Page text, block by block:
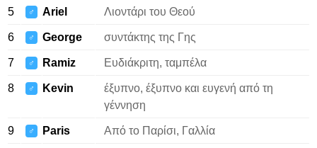
5 ♂ Ariel Λιοντάρι του Θεού
6 ♂ George συντάκτης της Γης
7 ♂ Ramiz Ευδιάκριτη, ταμπέλα
8 ♂ Kevin
έξυπνο, έξυπνο και ευγενή από τη
γέννηση
9 ♂ Paris Από το Παρίσι, Γαλλία